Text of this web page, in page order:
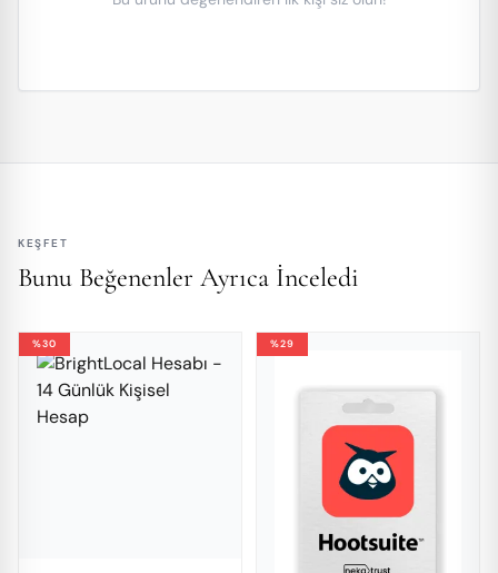
KEŞFET
Bunu Beğenenler Ayrıca İnceledi
%30 %29